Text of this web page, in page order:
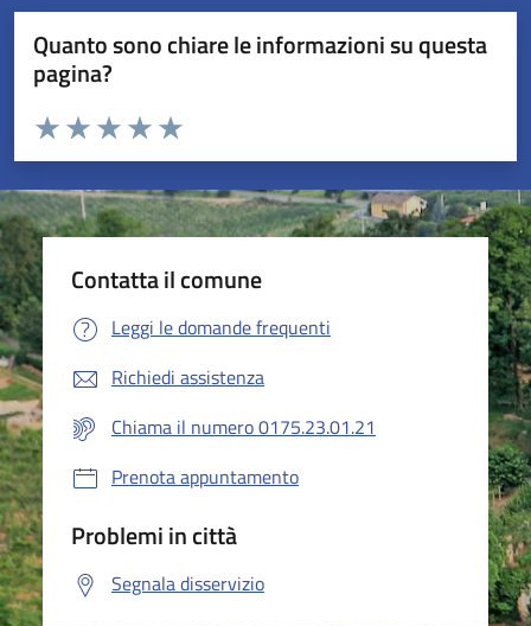
Quanto sono chiare le informazioni su questa
pagina?
Valuta da 1 a 5 stelle la pagina
Valuta 5 stelle su 5
Valuta 4 stelle su 5
Valuta 3 stelle su 5
Valuta 2 stelle su 5
Valuta 1 stelle su 5
Contatta il comune
Leggi le domande frequenti
Richiedi assistenza
Chiama il numero 0175.23.01.21
Prenota appuntamento
Problemi in città
Segnala disservizio